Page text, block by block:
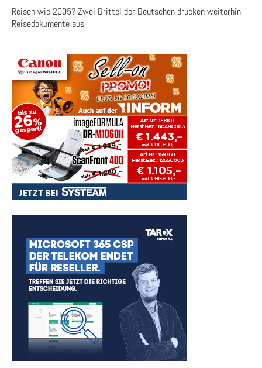
Reisen wie 2005? Zwei Drittel der Deutschen drucken weiterhin
Reisedokumente aus